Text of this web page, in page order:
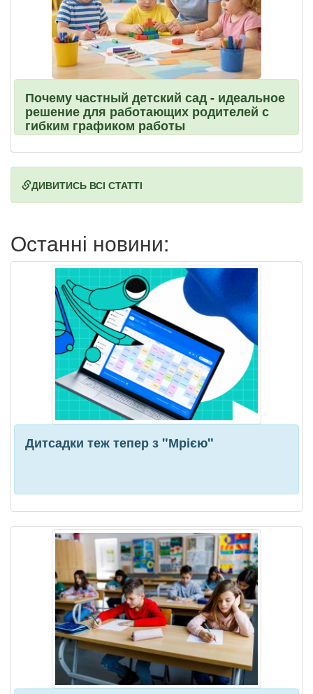
Почему частный детский сад - идеальное
решение для работающих родителей с
гибким графиком работы
ДИВИТИСЬ ВСІ СТАТТІ
Останні новини:
Дитсадки теж тепер з "Мрією"